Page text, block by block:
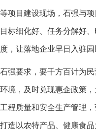
等项目建设现场，石强与
目标细化好、任务分解好
度，让落地企业早日入驻园
石强要求，要千方百计为
环境，及时兑现惠企政策
工程质量和安全生产管理
打造以农特产品、健康食